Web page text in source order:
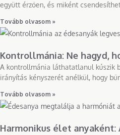
együtt érzően, és miként
Tovább olvasom »
Kontrollmánia: Ne hagyd,
A kontrollmánia láthatatlanul kúszik
irányítás kényszerét anélkül, hogy
Tovább olvasom »
Harmonikus élet